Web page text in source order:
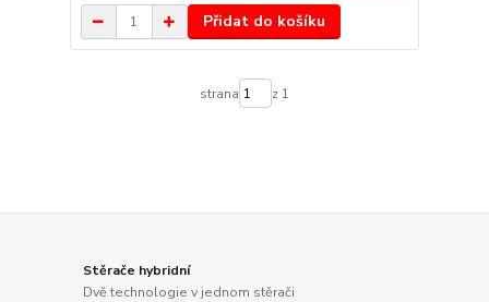
Přidat do košíku
strana z 1
Stěrače hybridní
Dvě technologie v jednom stěrači